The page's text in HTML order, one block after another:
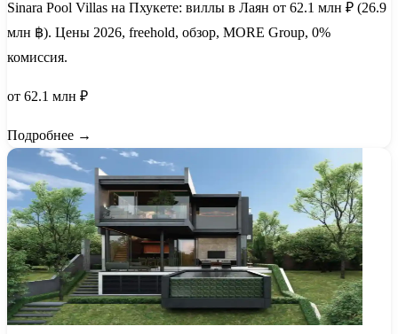
Sinara Pool Villas на Пхукете: виллы в Лаян от 62.1 млн ₽ (26.9
млн ฿). Цены 2026, freehold, обзор, MORE Group, 0%
комиссия.
от 62.1 млн ₽
Подробнее →